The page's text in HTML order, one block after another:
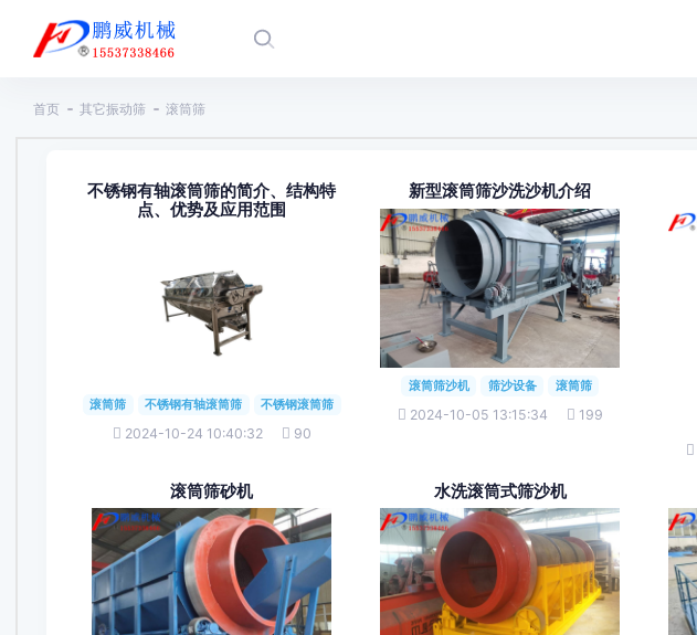
首页 其它振动筛 滚筒筛
不锈钢有轴滚筒筛的简介、结构特
点、优势及应用范围
滚筒筛 不锈钢有轴滚筒筛 不锈钢滚筒筛
2024-10-24 10:40:32 90
新型滚筒筛沙洗沙机介绍
滚筒筛沙机 筛沙设备 滚筒筛
2024-10-05 13:15:34 199
滚筒筛砂机 水洗滚筒式筛沙机